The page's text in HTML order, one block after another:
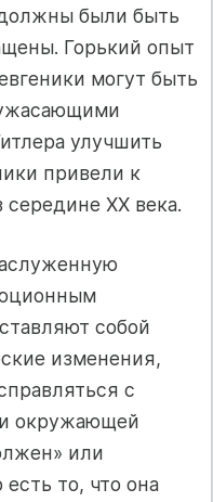
были быть
Горький опыт
могут быть
улучшить
привели к
XX века.
собой
изменения,
с
окружающей
или
то, что она